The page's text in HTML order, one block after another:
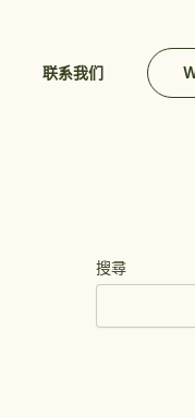
联系我们
搜尋